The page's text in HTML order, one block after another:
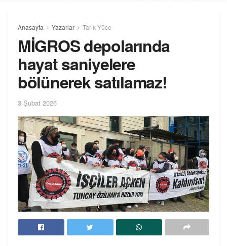
Anasayfa Yazarlar Tarık Yüce
MİGROS depolarında
hayat saniyelere
bölünerek satılamaz!
3 Şubat 2026